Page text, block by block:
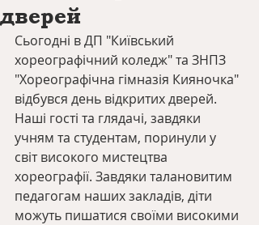
дверей
Сьогодні в ДП "Київський
хореографічний коледж" та ЗНПЗ
"Хореографічна гімназія Кияночка"
відбувся день відкритих дверей.
Наші гості та глядачі, завдяки
учням та студентам, поринули у
світ високого мистецтва
хореографії. Завдяки талановитим
педагогам наших закладів, діти
можуть пишатися своїми високими